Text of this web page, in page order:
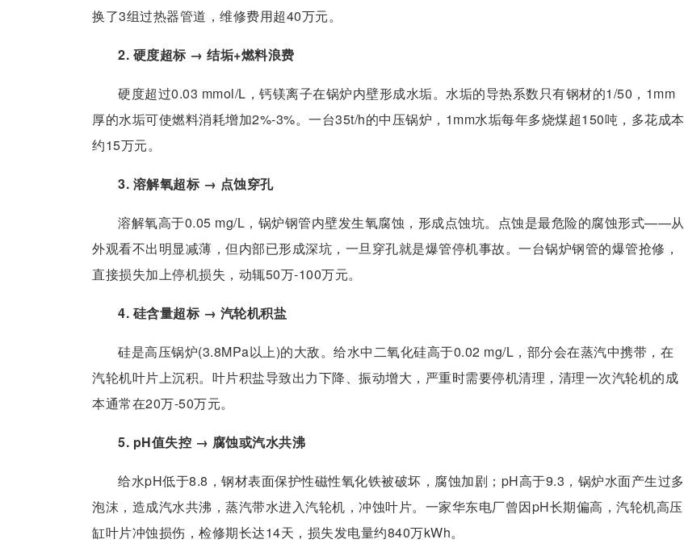
换了3组过热器管道，维修费用超40万元。
2. 硬度超标 → 结垢+燃料浪费
硬度超过0.03 mmol/L，钙镁离子在锅炉内壁形成水垢。水垢的导热系数只有钢材的1/50，1mm
厚的水垢可使燃料消耗增加2%-3%。一台35t/h的中压锅炉，1mm水垢每年多烧煤超150吨，多花成本
约15万元。
3. 溶解氧超标 → 点蚀穿孔
溶解氧高于0.05 mg/L，锅炉钢管内壁发生氧腐蚀，形成点蚀坑。点蚀是最危险的腐蚀形式——从
外观看不出明显减薄，但内部已形成深坑，一旦穿孔就是爆管停机事故。一台锅炉钢管的爆管抢修，
直接损失加上停机损失，动辄50万-100万元。
4. 硅含量超标 → 汽轮机积盐
硅是高压锅炉(3.8MPa以上)的大敌。给水中二氧化硅高于0.02 mg/L，部分会在蒸汽中携带，在
汽轮机叶片上沉积。叶片积盐导致出力下降、振动增大，严重时需要停机清理，清理一次汽轮机的成
本通常在20万-50万元。
5. pH值失控 → 腐蚀或汽水共沸
给水pH低于8.8，钢材表面保护性磁性氧化铁被破坏，腐蚀加剧；pH高于9.3，锅炉水面产生过多
泡沫，造成汽水共沸，蒸汽带水进入汽轮机，冲蚀叶片。一家华东电厂曾因pH长期偏高，汽轮机高压
缸叶片冲蚀损伤，检修期长达14天，损失发电量约840万kWh。